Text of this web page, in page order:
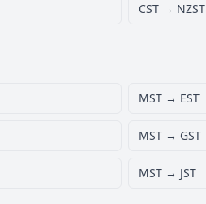
CST → NZST
MST → EST
MST → GST
MST → JST